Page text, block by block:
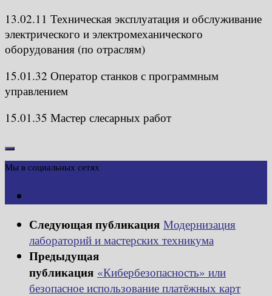
13.02.11 Техническая эксплуатация и обслуживание
электрического и электромеханического
оборудования (по отраслям)
15.01.32 Оператор станков с программным
управлением
15.01.35 Мастер слесарных работ
Мы в социальных сетях
Следующая публикация Модернизация
лабораторий и мастерских техникума
Предыдущая
публикация «Кибербезопасность» или
безопасное использование платёжных карт